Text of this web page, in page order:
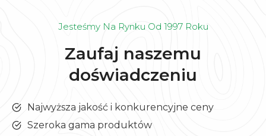
Jesteśmy Na Rynku Od 1997 Roku
Zaufaj naszemu
doświadczeniu
Najwyższa jakość i konkurencyjne ceny
Szeroka gama produktów